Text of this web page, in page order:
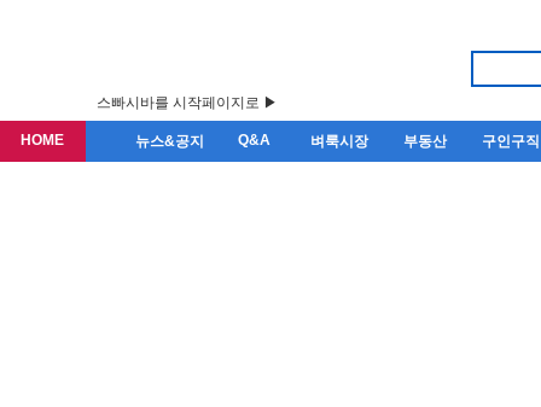
스빠시바를 시작페이지로 ▶
HOME 뉴스&공지 Q&A 벼룩시장 부동산 구인구직